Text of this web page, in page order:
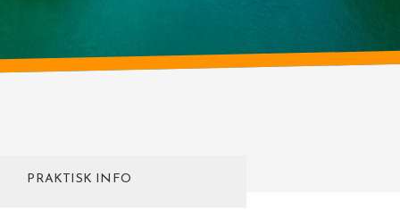
PRAKTISK INFO